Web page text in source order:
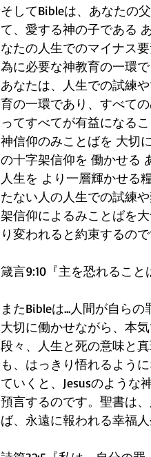
そしてBibleは、あなたの
て、愛する神の子である
なたの人生でのマイナス
為に必要な神教育の一環
あなたは、人生での試練
育の一環であり、すべて
ってすべてが有益になる
神信仰のみことばを 大切
の十字架信仰を 働かせる
人生を より一層輝かせる
たない人の人生での試練
架信仰によるみことばを
り変われると約束するの
箴言9:10『主を恐れるこ
またBibleは...人間が自ら
大切に働かせながら、本
段々、人生と死の意味と
も、はっきり悟れるよう
ていくと、Jesusのような
預言するのです。聖書は
ば、永遠に報われる幸福